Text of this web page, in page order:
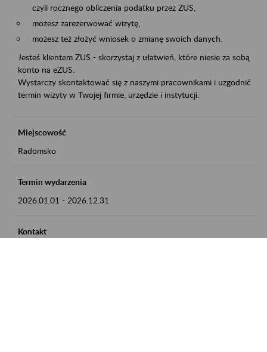
czyli rocznego obliczenia podatku przez ZUS,
możesz zarezerwować wizytę,
możesz też złożyć wniosek o zmianę swoich danych.
Jesteś klientem ZUS - skorzystaj z ułatwień, które niesie za sobą
konto na eZUS.
Wystarczy skontaktować się z naszymi pracownikami i uzgodnić
termin wizyty w Twojej firmie, urzędzie i instytucji.
Miejscowość
Radomsko
Termin wydarzenia
2026.01.01 - 2026.12.31
Kontakt